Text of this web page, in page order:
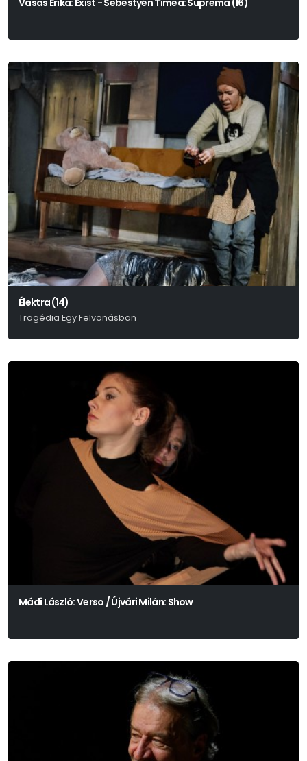
Élektra (14)
Tragédia Egy Felvonásban
Mádi László: Verso / Újvári Milán: Show